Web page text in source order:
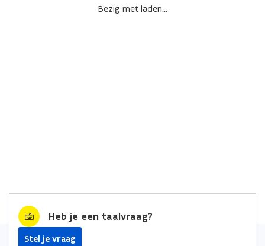
Bezig met laden...
Heb je een taalvraag?
Stel je vraag